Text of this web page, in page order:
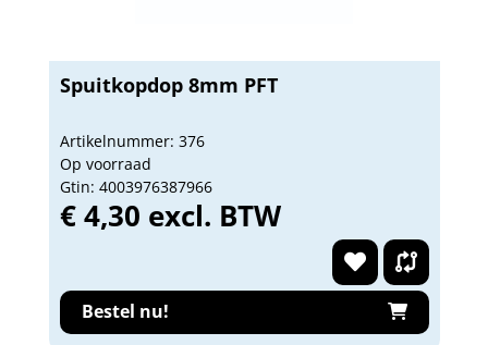
Spuitkopdop 8mm PFT
Artikelnummer: 376
Op voorraad
Gtin: 4003976387966
€ 4,30 excl. BTW
Bestel nu!